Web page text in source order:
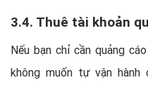
3.4. Thuê tài khoản
Nếu bạn chỉ cần quảng
không muốn tự vận hành